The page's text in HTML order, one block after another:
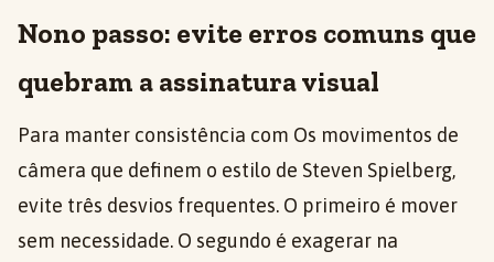
Nono passo: evite erros comuns que
quebram a assinatura visual
Para manter consistência com Os movimentos de
câmera que definem o estilo de Steven Spielberg,
evite três desvios frequentes. O primeiro é mover
sem necessidade. O segundo é exagerar na